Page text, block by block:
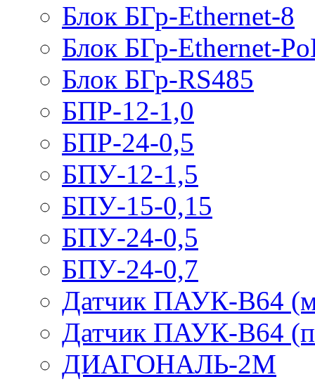
Блок БГр-Ethernet-8
Блок БГр-Ethernet-
Блок БГр-RS485
БПР-12-1,0
БПР-24-0,5
БПУ-12-1,5
БПУ-15-0,15
БПУ-24-0,5
БПУ-24-0,7
Датчик ПАУК-В64
Датчик ПАУК-В64
ДИАГОНАЛЬ-2М